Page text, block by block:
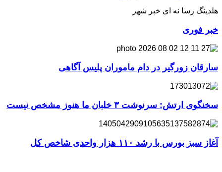
هلدینگ رسا نه ای خبر شهر
خبر فوری
سارقان زورگیر در دام ماموران پلیس آگاهی
سخنگوی ارتش: سرنوشت ۳ خلبان ما هنوز مشخص نیست
آغاز سبز بورس با رشد ۱۱۰ هزار واحدی شاخص کل